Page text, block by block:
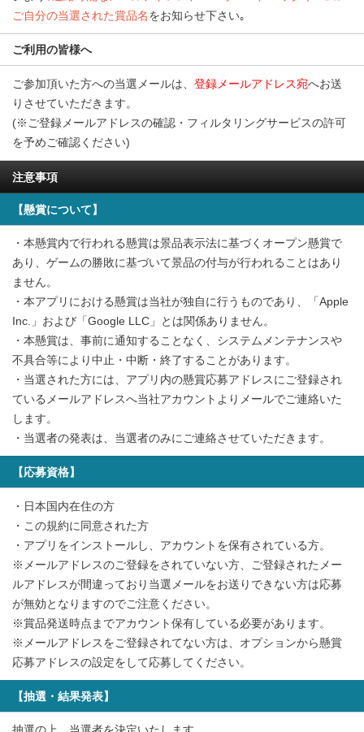
ご自分の当選された賞品名をお知らせ下さい｡
ご利用の皆様へ
ご参加頂いた方への当選メールは、 登録メールアドレス宛へお送
りさせていただきます。
(※ご登録メールアドレスの確認・フィルタリングサービスの許可
を予めご確認ください)
注意事項
【懸賞について】
・本懸賞内で行われる懸賞は景品表示法に基づくオープン懸賞で
あり、ゲームの勝敗に基づいて景品の付与が行われることはあり
ません。
・本アプリにおける懸賞は当社が独自に行うものであり、「Apple
Inc.」および「Google LLC」とは関係ありません。
・本懸賞は、事前に通知することなく、システムメンテナンスや
不具合等により中止・中断・終了することがあります。
・当選された方には、アプリ内の懸賞応募アドレスにご登録され
ているメールアドレスへ当社アカウントよりメールでご連絡いた
します。
・当選者の発表は、当選者のみにご連絡させていただきます。
【応募資格】
・日本国内在住の方
・この規約に同意された方
・アプリをインストールし、アカウントを保有されている方。
※メールアドレスのご登録をされていない方、ご登録されたメー
ルアドレスが間違っており当選メールをお送りできない方は応募
が無効となりますのでご注意ください。
※賞品発送時点までアカウント保有している必要があります。
※メールアドレスをご登録されてない方は、オプションから懸賞
応募アドレスの設定をして応募してください。
【抽選・結果発表】